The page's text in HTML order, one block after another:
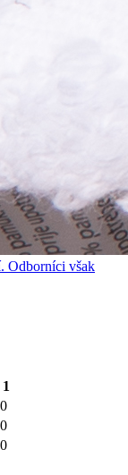
Odborníci však